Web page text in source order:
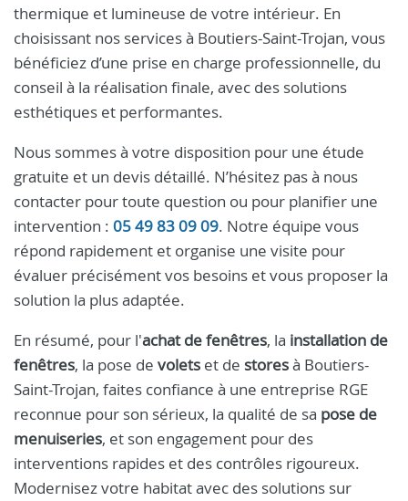
thermique et lumineuse de votre intérieur. En
choisissant nos services à Boutiers-Saint-Trojan, vous
bénéficiez d’une prise en charge professionnelle, du
conseil à la réalisation finale, avec des solutions
esthétiques et performantes.
Nous sommes à votre disposition pour une étude
gratuite et un devis détaillé. N’hésitez pas à nous
contacter pour toute question ou pour planifier une
intervention : 05 49 83 09 09. Notre équipe vous
répond rapidement et organise une visite pour
évaluer précisément vos besoins et vous proposer la
solution la plus adaptée.
En résumé, pour l'achat de fenêtres, la installation de
fenêtres, la pose de volets et de storesà Boutiers-
Saint-Trojan, faites confiance à une entreprise RGE
reconnue pour son sérieux, la qualité de sa pose de
menuiseries, et son engagement pour des
interventions rapides et des contrôles rigoureux.
Modernisez votre habitat avec des solutions sur